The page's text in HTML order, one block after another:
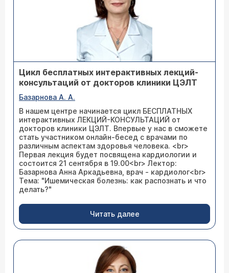
Цикл бесплатных интерактивных лекций-
консультаций от докторов клиники ЦЭЛТ
Базарнова А. А.
В нашем центре начинается цикл БЕСПЛАТНЫХ
интерактивных ЛЕКЦИЙ-КОНСУЛЬТАЦИЙ от
докторов клиники ЦЭЛТ. Впервые у нас в сможете
стать участником онлайн-бесед с врачами по
различным аспектам здоровья человека. <br>
Первая лекция будет посвящена кардиологии и
состоится 21 сентября в 19.00<br> Лектор:
Базарнова Анна Аркадьевна, врач - кардиолог<br>
Тема: "Ишемическая болезнь: как распознать и что
делать?"
Читать далее